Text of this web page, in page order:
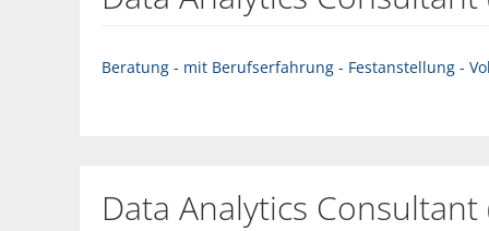
Beratung - mit Berufserfahrung - Festanstellung -
Data Analytics